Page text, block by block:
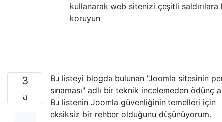
kullanarak web sitenizi çeşitli saldırılara
koruyun
3
Bu listeyi blogda bulunan "Joomla sitesinin
sınaması" adlı bir teknik incelemeden ödünç
Bu listenin Joomla güvenliğinin temelleri için
eksiksiz bir rehber olduğunu düşünüyorum.